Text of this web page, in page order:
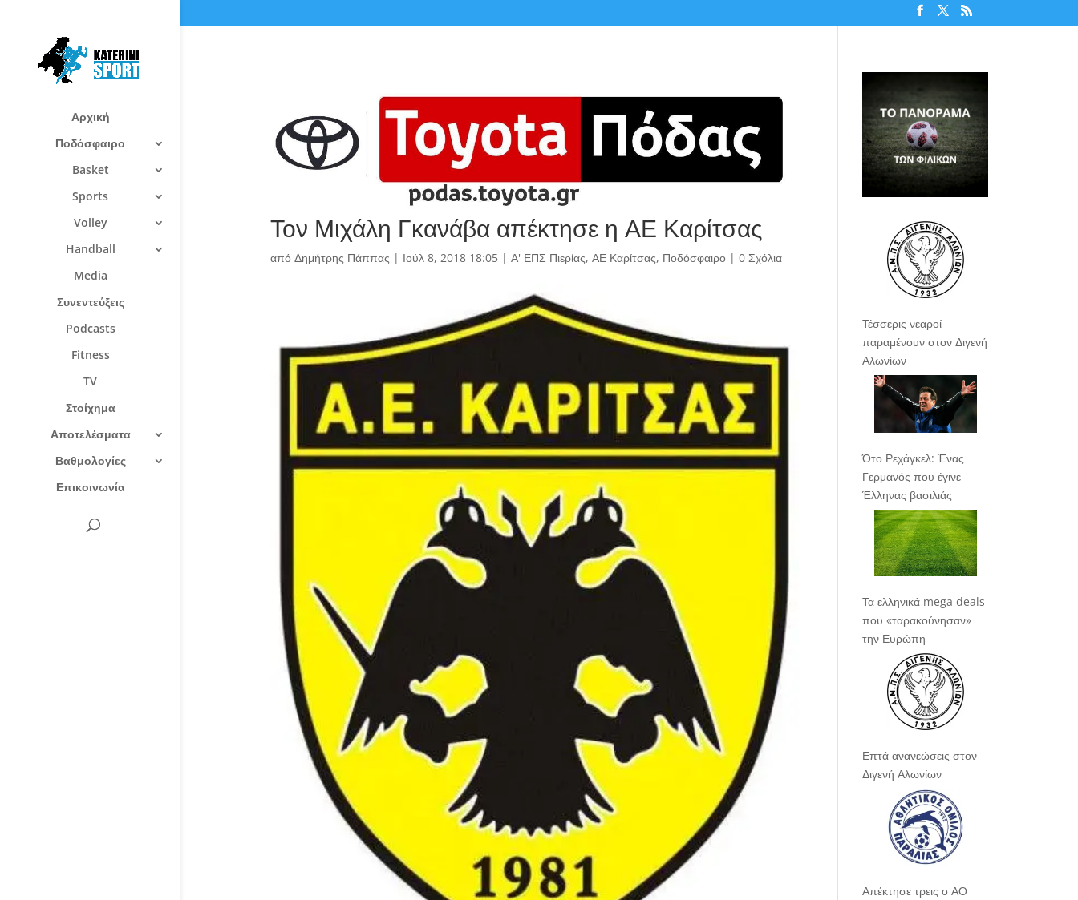
Αρχική
Ποδόσφαιρο
Basket
Sports
Volley
Handball
Media
Συνεντεύξεις
Podcasts
Fitness
TV
Στοίχημα
Αποτελέσματα
Βαθμολογίες
Επικοινωνία
Τον Μιχάλη Γκανάβα απέκτησε η ΑΕ Καρίτσας
από Δημήτρης Πάππας | Ιούλ 8, 2018 18:05| Α' ΕΠΣ Πιερίας, ΑΕ Καρίτσας, Ποδόσφαιρο| 0 Σχόλια
Τέσσερις νεαροί
παραμένουν στον Διγενή
Αλωνίων
Ότο Ρεχάγκελ: Ένας
Γερμανός που έγινε
Έλληνας βασιλιάς
Τα ελληνικά mega deals
που «ταρακούνησαν»
την Ευρώπη
Επτά ανανεώσεις στον
Διγενή Αλωνίων
Απέκτησε τρεις ο ΑΟ